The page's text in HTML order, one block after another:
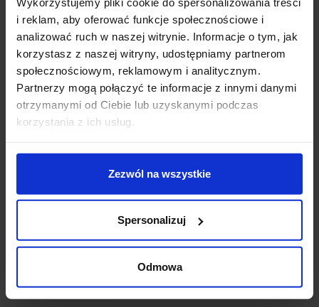
i reklam, aby oferować funkcje społecznościowe i
analizować ruch w naszej witrynie. Informacje o tym, jak
korzystasz z naszej witryny, udostępniamy partnerom
społecznościowym, reklamowym i analitycznym.
Partnerzy mogą połączyć te informacje z innymi danymi
otrzymanymi od Ciebie lub uzyskanymi podczas
korzystania z ich usług.
Zezwól na wszystkie
Spersonalizuj
Odmowa
AURORA Kinkiet
łazienkowy Satina Gold
1317
1 050,00 zł
Zobacz szczegóły
AURORA Kinkiet
łazienkowy Satina Gold
1361 LED
1 750,00 zł